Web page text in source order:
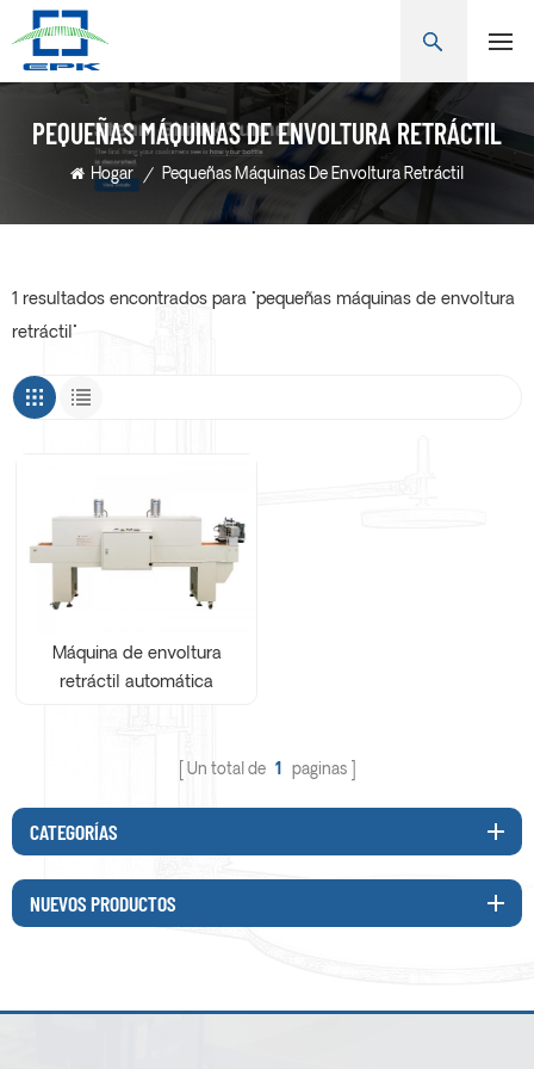
PEQUEÑAS MÁQUINAS DE ENVOLTURA RETRÁCTIL
Hogar / Pequeñas Máquinas De Envoltura Retráctil
1 resultados encontrados para "pequeñas máquinas de envoltura
retráctil"
Máquina de envoltura
retráctil automática
Un total de 1 paginas
CATEGORÍAS
NUEVOS PRODUCTOS